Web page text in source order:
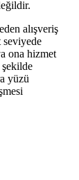
alışveriş
ona hizmet
şekilde
yüzü